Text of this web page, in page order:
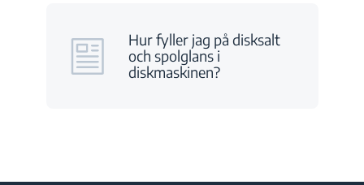
Hur fyller jag på disksalt
och spolglans i
diskmaskinen?